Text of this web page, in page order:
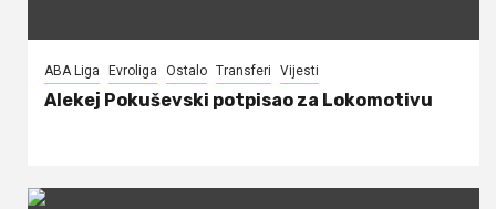
ABA Liga Evroliga Ostalo Transferi Vijesti
Alekej Pokuševski potpisao za Lokomotivu